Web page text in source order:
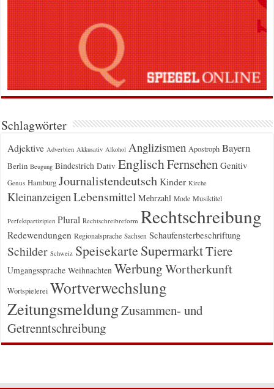
Schlagwörter
Adjektive Adverbien Akkusativ Alkohol Anglizismen Apostroph Bayern
Berlin Beugung Bindestrich Dativ EnglischFernsehen Genitiv
Genus Hamburg Journalistendeutsch Kinder Kirche
KleinanzeigenLebensmittel Mehrzahl Mode Musiktitel
Perfektpartizipien Plural Rechtschreibreform Rechtschreibung
Redewendungen Regionalsprache Sachsen Schaufensterbeschriftung
Schilder Schweiz Speisekarte SupermarktTiere
Umgangssprache Weihnachten WerbungWortherkunft
Wortspielerei Wortverwechslung
ZeitungsmeldungZusammen- und
Getrenntschreibung